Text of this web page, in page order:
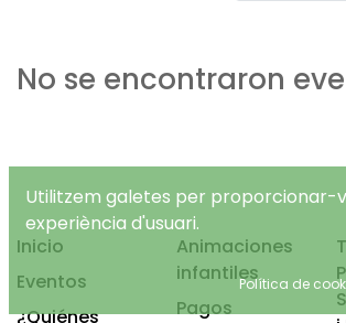
No se encontraron
Inicio
Eventos
¿Quiénes
Animaciones
infantiles
Pagos
Utilitzem galetes per proporcionar-
experiència d'usuari.
Política de